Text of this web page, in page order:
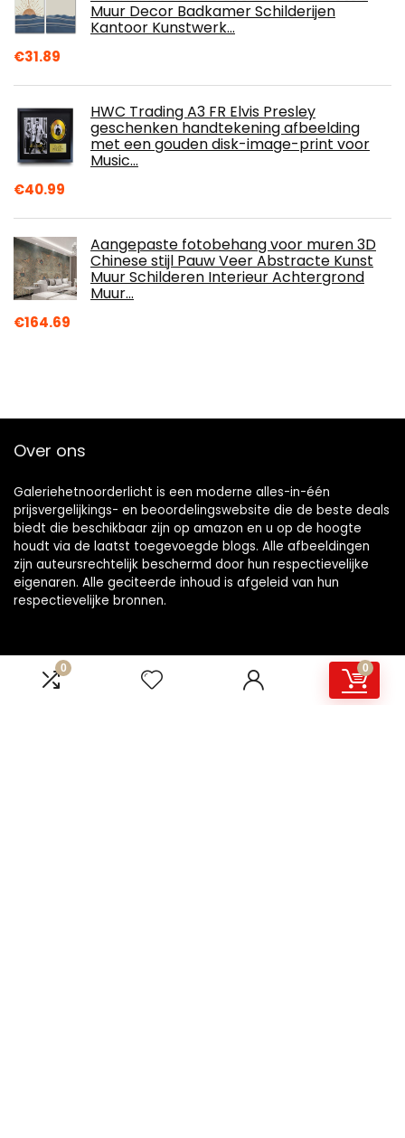
0 0
Muur Decor Badkamer Schilderijen
Kantoor Kunstwerk…
€31.89
HWC Trading A3 FR Elvis Presley
geschenken handtekening afbeelding
met een gouden disk-image-print voor
Music…
€40.99
Aangepaste fotobehang voor muren 3D
Chinese stijl Pauw Veer Abstracte Kunst
Muur Schilderen Interieur Achtergrond
Muur…
€164.69
Over ons
Galeriehetnoorderlicht is een moderne alles-in-één
prijsvergelijkings- en beoordelingswebsite die de beste deals
biedt die beschikbaar zijn op amazon en u op de hoogte
houdt via de laatst toegevoegde blogs. Alle afbeeldingen
zijn auteursrechtelijk beschermd door hun respectievelijke
eigenaren. Alle geciteerde inhoud is afgeleid van hun
respectievelijke bronnen.